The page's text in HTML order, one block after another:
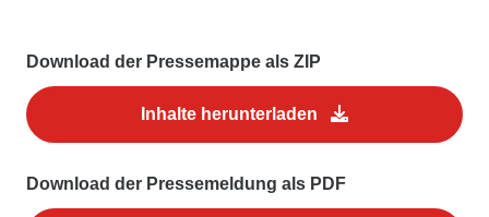
Download der Pressemappe als ZIP
Inhalte herunterladen
Download der Pressemeldung als PDF